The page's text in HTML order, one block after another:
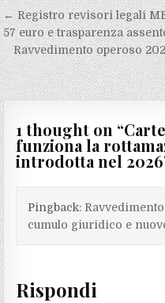
Navigazione
articoli
← Registro revisori legali
57 euro e trasparenza
Ravvedimento operoso
1 thought on “
funziona la
introdotta nel 2026
Pingback:
cumulo giuridico e
Rispondi